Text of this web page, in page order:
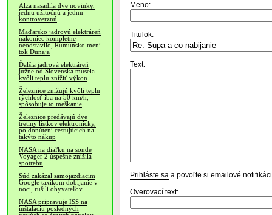
Alza nasadila dve novinky,
jednu užitočnú a jednu
kontroverznú
Maďarsko jadrovú elektráreň
nakoniec kompletne
neodstavilo, Rumunsko mení
tok Dunaja
Ďalšia jadrová elektráreň
južne od Slovenska musela
kvôli teplu znížiť výkon
Železnice znižujú kvôli teplu
rýchlosť iba na 50 km/h,
spôsobuje to meškanie
Železnice predávajú dve
tretiny lístkov elektronicky,
po donútení cestujúcich na
takýto nákup
NASA na diaľku na sonde
Voyager 2 úspešne znížila
spotrebu
Súd zakázal samojazdiacim
Google taxíkom dobíjanie v
noci, rušili obyvateľov
NASA pripravuje ISS na
inštaláciu posledných
Meno:
Titulok:
Text:
Prihláste sa a povoľte si emailové
Overovací text: